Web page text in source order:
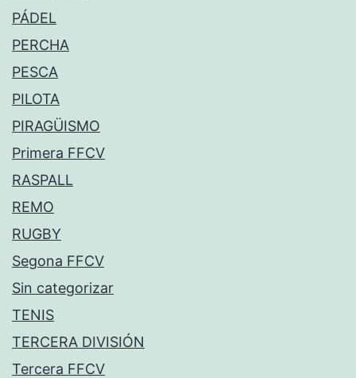
PÁDEL
PERCHA
PESCA
PILOTA
PIRAGÜISMO
Primera FFCV
RASPALL
REMO
RUGBY
Segona FFCV
Sin categorizar
TENIS
TERCERA DIVISIÓN
Tercera FFCV